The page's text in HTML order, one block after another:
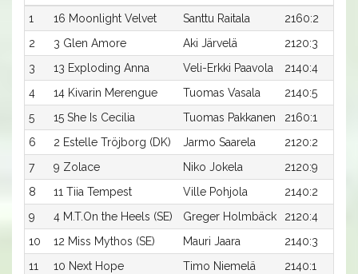
1
16 Moonlight Velvet Santtu Raitala
2160:2
2
3 Glen Amore Aki Järvelä
2120:3
3
13 Exploding Anna Veli-Erkki Paavola
2140:4
4
14 Kivarin Merengue Tuomas Vasala
2140:5
5
15 She Is Cecilia Tuomas Pakkanen
2160:1
6
2 Estelle Tröjborg (DK) Jarmo Saarela
2120:2
7
9 Zolace Niko Jokela
2120:9
8
11 Tiia Tempest Ville Pohjola
2140:2
9
4 M.T.On the Heels (SE) Greger Holmbäck
2120:4
10
12 Miss Mythos (SE) Mauri Jaara
2140:3
11
10 Next Hope Timo Niemelä 2140:1